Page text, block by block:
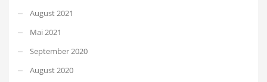
August 2021
Mai 2021
September 2020
August 2020